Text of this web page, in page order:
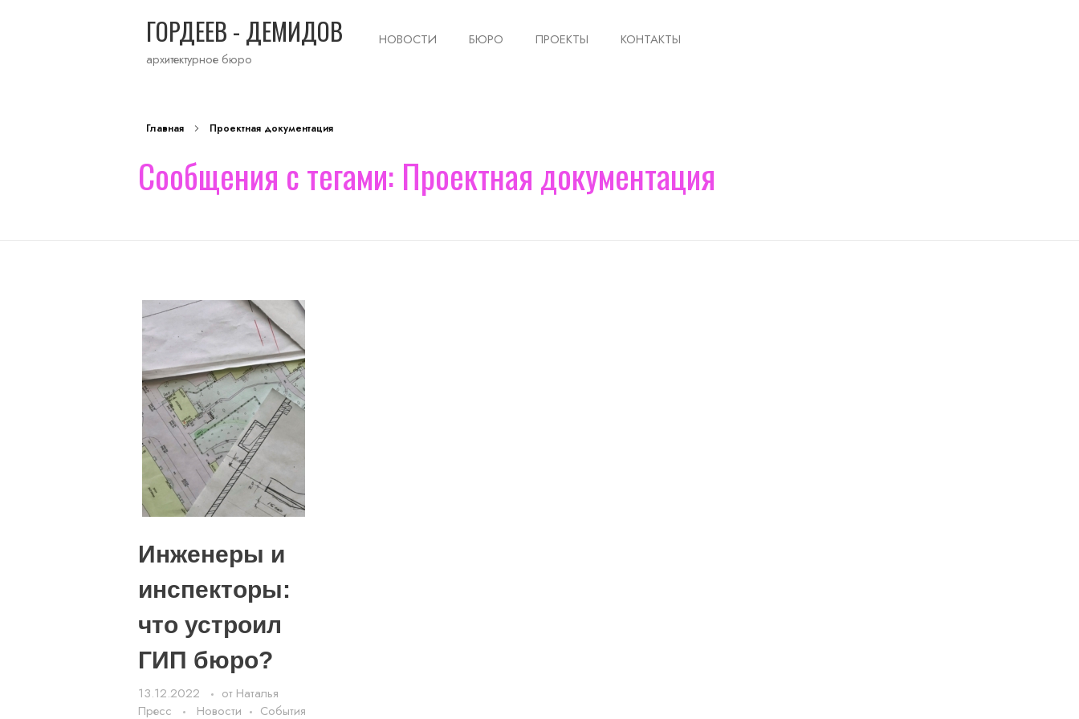
ГОРДЕЕВ - ДЕМИДОВ
архитектурное бюро
НОВОСТИ БЮРО ПРОЕКТЫ КОНТАКТЫ
Главная Проектная документация
Сообщения с тегами: Проектная документация
Инженеры и
инспекторы:
что устроил
ГИП бюро?
13.12.2022 от Наталья
Пресс
Новости События